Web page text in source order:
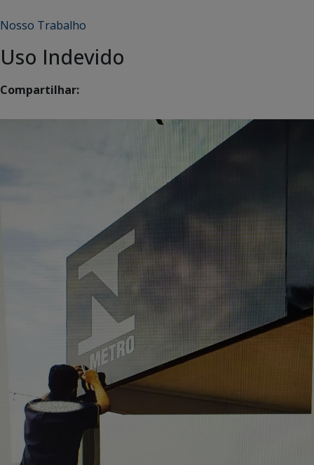
Nosso Trabalho
Uso Indevido
Compartilhar: